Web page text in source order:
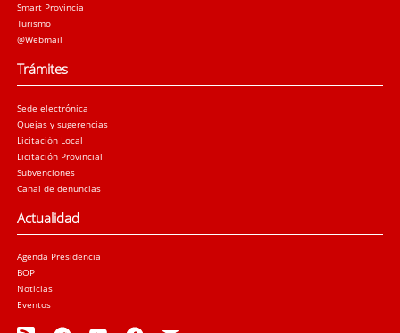
Smart Provincia
Turismo
@Webmail
Trámites
Sede electrónica
Quejas y sugerencias
Licitación Local
Licitación Provincial
Subvenciones
Canal de denuncias
Actualidad
Agenda Presidencia
BOP
Noticias
Eventos